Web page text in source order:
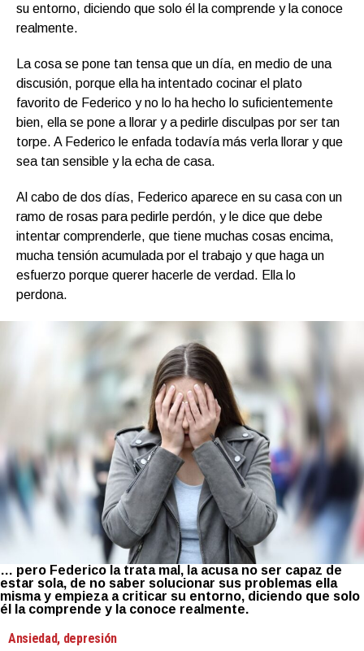
su entorno, diciendo que solo él la comprende y la conoce
realmente.
La cosa se pone tan tensa que un día, en medio de una
discusión, porque ella ha intentado cocinar el plato
favorito de Federico y no lo ha hecho lo suficientemente
bien, ella se pone a llorar y a pedirle disculpas por ser tan
torpe. A Federico le enfada todavía más verla llorar y que
sea tan sensible y la echa de casa.
Al cabo de dos días, Federico aparece en su casa con un
ramo de rosas para pedirle perdón, y le dice que debe
intentar comprenderle, que tiene muchas cosas encima,
mucha tensión acumulada por el trabajo y que haga un
esfuerzo porque querer hacerle de verdad. Ella lo
perdona.
… pero Federico la trata mal, la acusa no ser capaz de
estar sola, de no saber solucionar sus problemas ella
misma y empieza a criticar su entorno, diciendo que solo
él la comprende y la conoce realmente.
Ansiedad, depresión